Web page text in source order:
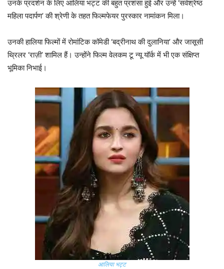
उनके प्रदर्शन के लिए आलिया भट्ट की बहुत प्रशंसा हुई और उन्हें ‘सर्वश्रेष्ठ
महिला पदार्पण’ की श्रेणी के तहत फिल्मफेयर पुरस्कार नामांकन मिला।
उनकी हालिया फिल्मों में रोमांटिक कॉमेडी ‘बद्रीनाथ की दुलानिया’ और जासूसी
थ्रिलर ‘राज़ी’ शामिल हैं। उन्होंने फिल्म वेलकम टू न्यू यॉर्क में भी एक संक्षिप्त
भूमिका निभाई।
आलिया भट्ट